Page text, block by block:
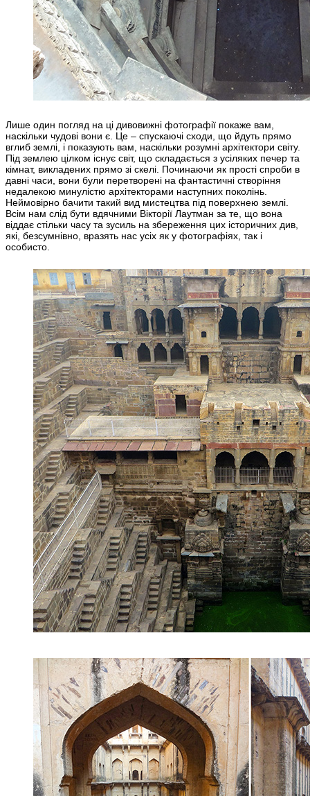
Лише один погляд на ці дивовижні фотографії покаже вам,
наскільки чудові вони є. Це – спускаючі сходи, що йдуть прямо
вглиб землі, і показують вам, наскільки розумні архітектори світу.
Під землею цілком існує світ, що складається з усіляких печер та
кімнат, викладених прямо зі скелі. Починаючи як прості спроби в
давні часи, вони були перетворені на фантастичні створіння
недалекою минулістю архітекторами наступних поколінь.
Неймовірно бачити такий вид мистецтва під поверхнею землі.
Всім нам слід бути вдячними Вікторії Лаутман за те, що вона
віддає стільки часу та зусиль на збереження цих історичних див,
які, безсумнівно, вразять нас усіх як у фотографіях, так і
особисто.